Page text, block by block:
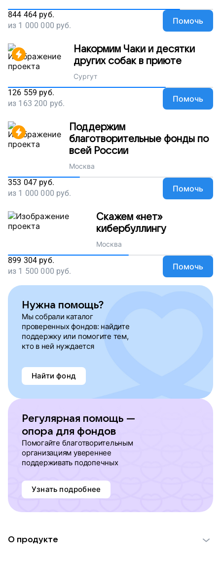
844 464 руб.
из 1 000 000 руб. Помочь
Накормим Чаки и десятки
других собак в приюте
Сургут
126 559 руб.
из 163 200 руб. Помочь
Поддержим
благотворительные фонды по
всей России
Москва
353 047 руб.
из 1 000 000 руб. Помочь
Скажем «нет»
кибербуллингу
Москва
899 304 руб.
из 1 500 000 руб. Помочь
Нужна помощь?
Мы собрали каталог
проверенных фондов: найдите
поддержку или помогите тем,
кто в ней нуждается
Найти фонд
Регулярная помощь —
опора для фондов
Помогайте благотворительным
организациям увереннее
поддерживать подопечных
Узнать подробнее
О продукте